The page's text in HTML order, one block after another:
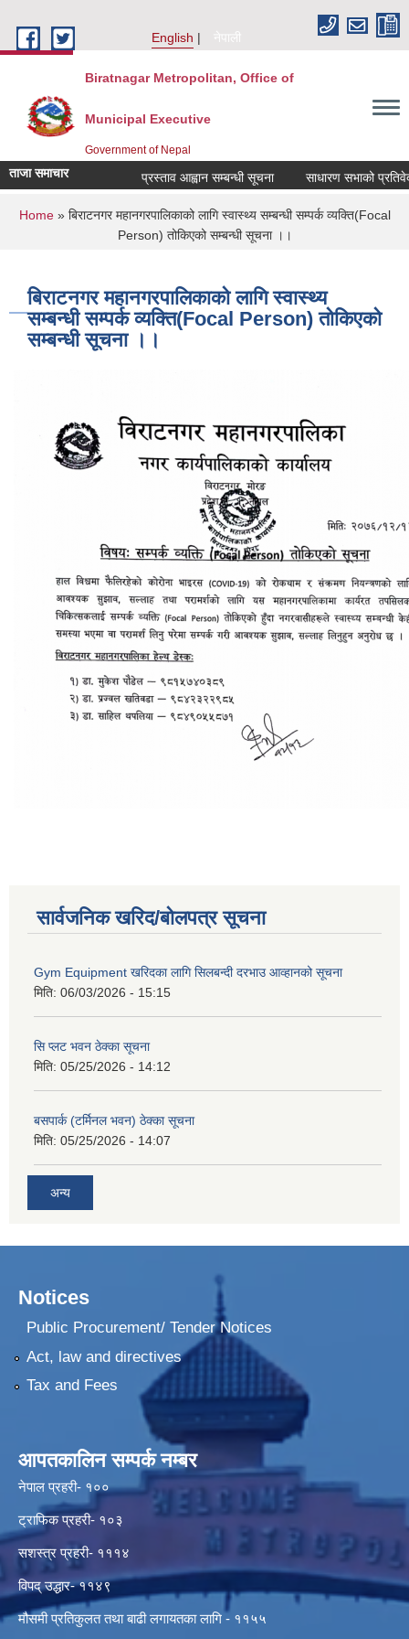
English
नेपाली
Biratnagar Metropolitan, Office of
Municipal Executive
Government of Nepal
ताजा समाचार प्रस्ताव आह्वान सम्बन्धी सूचना साधारण सभाको
You are here
Home» बिराटनगर महानगरपालिकाको लागि स्वास्थ्य सम्बन्धी सम्पर्क व्यक्ति(Focal
Person) तोकिएको सम्बन्धी सूचना ।।
बिराटनगर महानगरपालिकाको लागि स्वास्थ्य
सम्बन्धी सम्पर्क व्यक्ति(Focal Person) तोकिएको
सम्बन्धी सूचना ।।
सार्वजनिक खरिद/बोलपत्र सूचना
Gym Equipment खरिदका लागि सिलबन्दी दरभाउ आव्हानको सूचना
मिति: 06/03/2026 - 15:15
सि प्लट भवन ठेक्का सूचना
मिति: 05/25/2026 - 14:12
बसपार्क (टर्मिनल भवन) ठेक्का सूचना
मिति: 05/25/2026 - 14:07
अन्य
Notices
Public Procurement/ Tender Notices
Act, law and directives
Tax and Fees
आपतकालिन सम्पर्क नम्बर
नेपाल प्रहरी- १००
ट्राफिक प्रहरी- १०३
सशस्त्र प्रहरी- १११४
विपद् उद्धार- ११४९
मौसमी प्रतिकुलत तथा बाढी लगायतका लागि - ११५५